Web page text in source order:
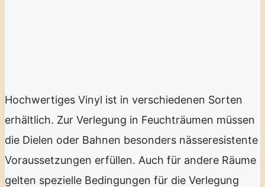
Hochwertiges Vinyl ist in verschiedenen Sorten
erhältlich. Zur Verlegung in Feuchträumen müssen
die Dielen oder Bahnen besonders nässeresistente
Voraussetzungen erfüllen. Auch für andere Räume
gelten spezielle Bedingungen für die Verlegung